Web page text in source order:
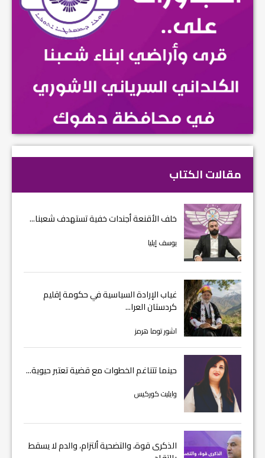
مقالات الكتاب
خلف الأقنعة أجندات خفية تستهدف شعبنا...
يوسف إيليا
غياب الإرادة السياسية في حكومة إقليم
كردستان العرا...
اشور توما هرمز
حينما تتناغم الخطوات مع قضية تعتبر حيوية...
وايليت كوركيس
الذكرى قوة، والتضحية ألتزام، والدم لا يسقط